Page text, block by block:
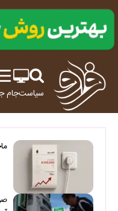
سیاستجام